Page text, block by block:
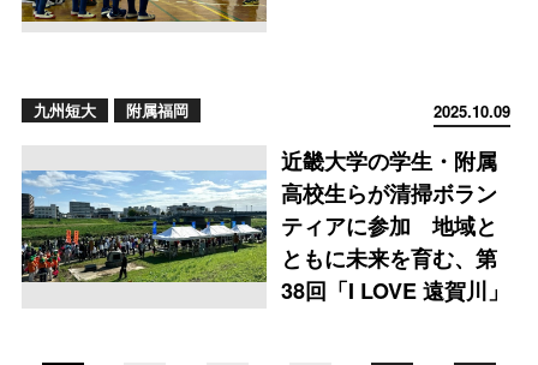
九州短大 附属福岡 2025.10.09
近畿大学の学生・附属
高校生らが清掃ボラン
ティアに参加 地域と
ともに未来を育む、第
38回「I LOVE 遠賀川」